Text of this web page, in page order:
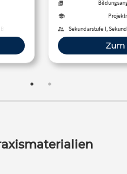
für
Die
es im
könnte. Im
gelernt, und
Sekundarstufe I,